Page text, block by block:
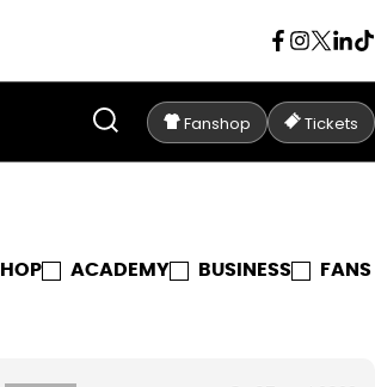
Fanshop Tickets
ACADEMY BUSINESS
FANS